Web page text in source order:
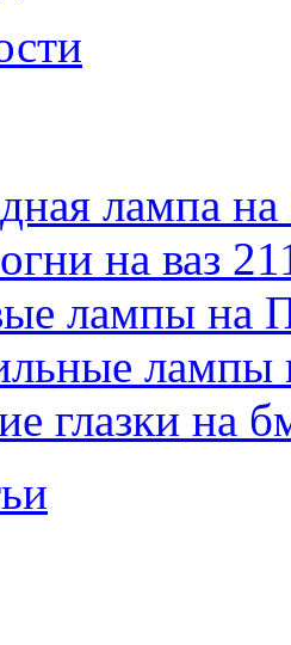
лампа
на ваз
лампы на
лампы
глазки на